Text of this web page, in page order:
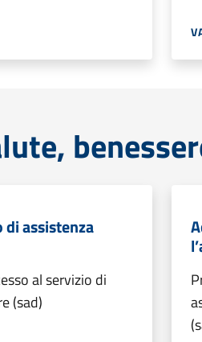
di assistenza
al servizio di
(sad)